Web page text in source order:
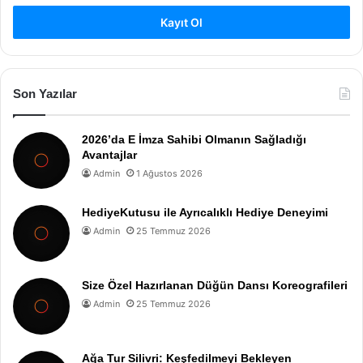
Kayıt Ol
Son Yazılar
2026’da E İmza Sahibi Olmanın Sağladığı
Avantajlar
Admin 1 Ağustos 2026
HediyeKutusu ile Ayrıcalıklı Hediye Deneyimi
Admin 25 Temmuz 2026
Size Özel Hazırlanan Düğün Dansı Koreografileri
Admin 25 Temmuz 2026
Ağa Tur Silivri: Keşfedilmeyi Bekleyen